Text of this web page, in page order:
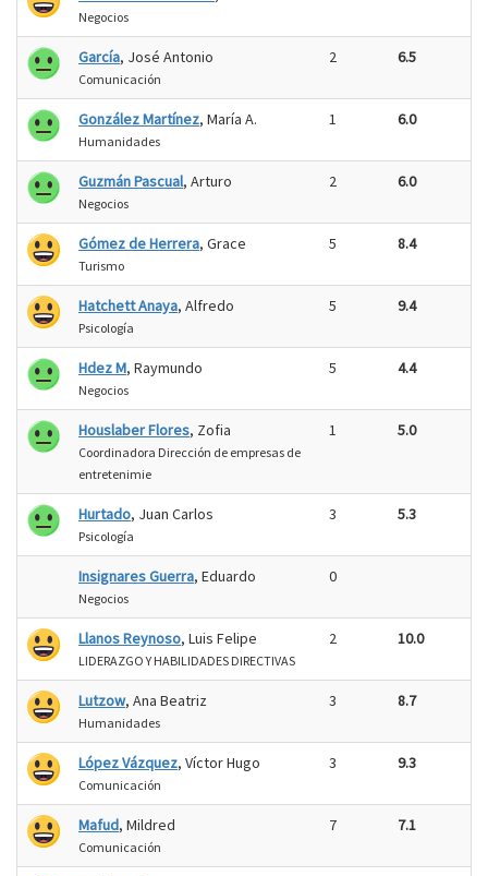
Negocios
García, José Antonio
Comunicación
2 6.5
González Martínez, María A.
Humanidades
1 6.0
Guzmán Pascual, Arturo
Negocios
2 6.0
Gómez de Herrera, Grace
Turismo
5 8.4
Hatchett Anaya, Alfredo
Psicología
5 9.4
Hdez M, Raymundo
Negocios
5 4.4
Houslaber Flores, Zofia
Coordinadora Dirección de empresas de
entretenimie
1 5.0
Hurtado, Juan Carlos
Psicología
3 5.3
Insignares Guerra, Eduardo
Negocios
0
Llanos Reynoso, Luis Felipe
LIDERAZGO Y HABILIDADES DIRECTIVAS
2 10.0
Lutzow, Ana Beatriz
Humanidades
3 8.7
López Vázquez, Víctor Hugo
Comunicación
3 9.3
Mafud, Mildred
Comunicación
7 7.1